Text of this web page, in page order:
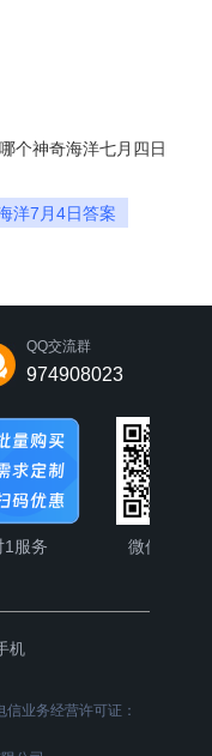
个神奇海洋七月四日
洋7月4日答案
QQ交流群
974908023
1服务 微信公众号
机
信业务经营许可证：